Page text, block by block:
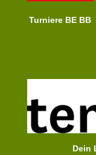
Turniere BE BB
Dein